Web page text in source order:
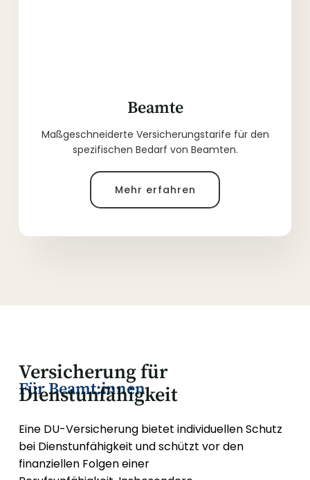
Beamte
Maßgeschneiderte Versicherungstarife für den
spezifischen Bedarf von Beamten.
Mehr erfahren
Für Beamt:innen
Versicherung für
Dienstunfähigkeit
Eine DU-Versicherung bietet individuellen Schutz
bei Dienstunfähigkeit und schützt vor den
finanziellen Folgen einer